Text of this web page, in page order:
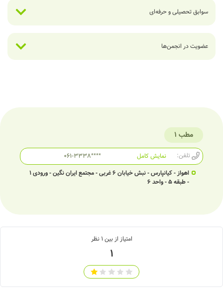
سوابق تحصیلی و حرفه‌ای
عضویت در انجمن‌ها
مطب 1
تلفن: 061-3338****
نمایش کامل
اهواز - کیانپارس - نبش خیابان 6 غربی - مجتمع ایران نگین - ورودی 1
- طبقه 5 - واحد 6
امتیاز از بین 1 نظر
1